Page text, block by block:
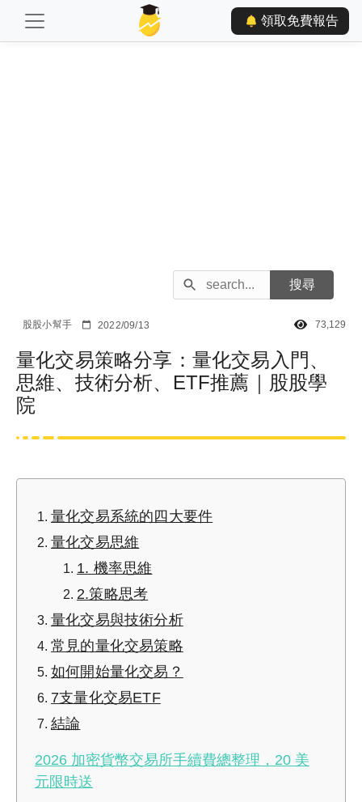
領取免費報告
股股小幫手 2022/09/13 73,129
量化交易策略分享：量化交易入門、
思維、技術分析、ETF推薦｜股股學
院
量化交易系統的四大要件
量化交易思維
1. 機率思維
2.策略思考
量化交易與技術分析
常見的量化交易策略
如何開始量化交易？
7支量化交易ETF
結論
2026 加密貨幣交易所手續費總整理，20 美
元限時送